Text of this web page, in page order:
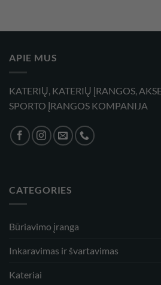
APIE MUS
KATERIŲ, KATERIŲ ĮRANGOS,
SPORTO ĮRANGOS KOMPANIJA
CATEGORIES
Būriavimo įranga
Inkaravimas ir švartavimas
Kateriai